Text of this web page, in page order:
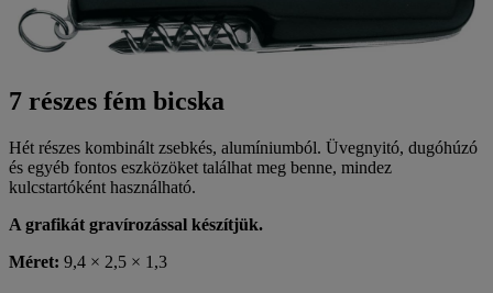
7 részes fém bicska
Hét részes kombinált zsebkés, alumíniumból. Üvegnyitó, dugóhúzó
és egyéb fontos eszközöket találhat meg benne, mindez
kulcstartóként használható.
A grafikát gravírozással készítjük.
Méret: 9,4 × 2,5 × 1,3